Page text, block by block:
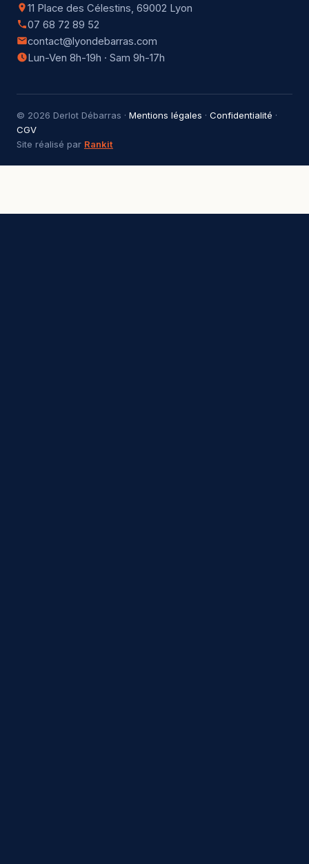
11 Place des Célestins, 69002 Lyon
07 68 72 89 52
contact@lyondebarras.com
Lun-Ven 8h-19h · Sam 9h-17h
© 2026 Derlot Débarras · Mentions légales · Confidentialité ·
CGV
Site réalisé par Rankit